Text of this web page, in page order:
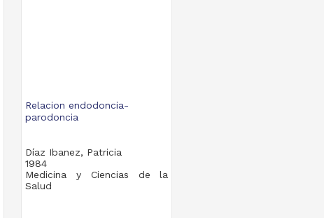
Relacion endodoncia-
parodoncia
Díaz Ibanez, Patricia
1984
Medicina y Ciencias de la
Salud